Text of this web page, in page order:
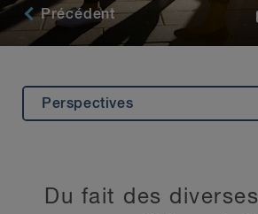
Précédent
Perspectives
Du fait des diverses